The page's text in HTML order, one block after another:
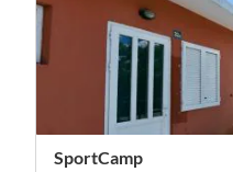
SportCamp